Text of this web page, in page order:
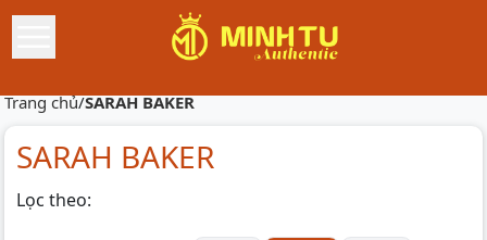
Trang chủ/SARAH BAKER
SARAH BAKER
Lọc theo: